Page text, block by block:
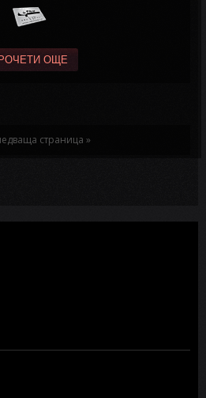
ОЩЕ
страница »